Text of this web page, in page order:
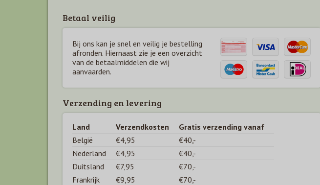
Betaal veilig
Bij ons kan je snel en veilig je bestelling
afronden. Hiernaast zie je een overzicht
van de betaalmiddelen die wij
aanvaarden.
Verzending en levering
Land Verzendkosten
Gratis verzending vanaf
België
€4,95
€40,-
Nederland
€4,95
€40,-
Duitsland
€7,95
€70,-
Frankrijk
€9,95
€70,-